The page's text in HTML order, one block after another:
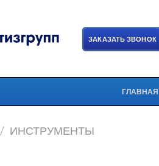
ЗАКАЗАТЬ ЗВОНОК
ГЛАВНАЯ
/ ИНСТРУМЕНТЫ